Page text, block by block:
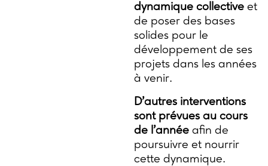
dynamique collective et
de poser des bases
solides pour le
développement de ses
projets dans les années
à venir.
D’autres interventions
sont prévues au cours
de l’année afin de
poursuivre et nourrir
cette dynamique.